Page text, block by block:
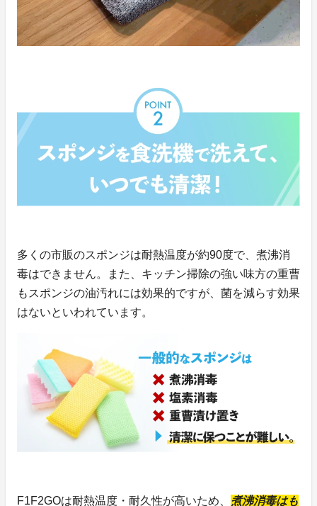
多くの市販のスポンジは耐熱温度が約90度で、煮沸消
毒はできません。また、キッチン掃除の強い味方の重曹
もスポンジの油汚れには効果的ですが、菌を減らす効果
はないといわれています。
F1F2GOは耐熱温度・耐久性が高いため、 煮沸消毒はも